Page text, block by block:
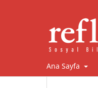
Ana Sayfa